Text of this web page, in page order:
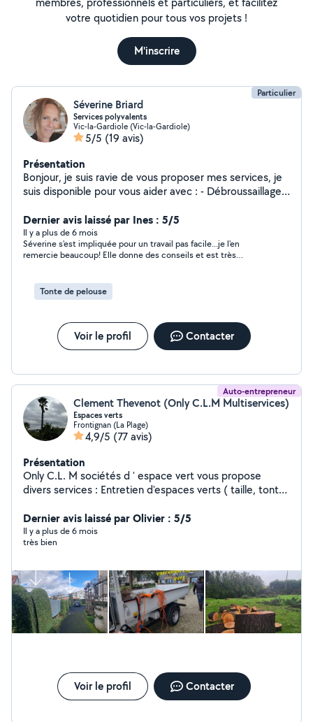
votre quotidien pour tous vos projets !
M'inscrire
Particulier
Séverine Briard
Services polyvalents
Vic-la-Gardiole (Vic-la-Gardiole)
5/5 (19 avis)
Présentation
Bonjour, je suis ravie de vous proposer mes services, je
suis disponible pour vous aider avec : - Débroussaillage,
petit bricolage - Livraison de courses à domicile -
Rangement - Assistance administrative à domicile
Polyvalente, je suis ponctuelle, ayant toujours à cœur de
rendre service avec le sourire. Je réside à Vic-La-
zones d'intervention. N'hésitez pas à me contacter pour
discuter de vos besoins ou toutes autres demandes
Dernier avis laissé par Ines : 5/5
Il y a plus de 6 mois
Séverine s'est impliquée pour un travail pas facile...je l'en
remercie beaucoup! Elle donne des conseils et est très
Tonte de pelouse
Voir le profil Contacter
Auto-entrepreneur
Clement Thevenot (Only C.L.M Multiservices)
Espaces verts
Frontignan (La Plage)
4,9/5 (77 avis)
Présentation
Only C.L. M sociétés d ' espace vert vous propose
divers services : Entretien d'espaces verts ( taille, tonte,
élagage,abattage, évacuation des déchets verts)
Nettoyage ( toitures, murs extérieurs, vitres, locaux
industriels, nettoyages haute pression) Et petite
photos du chantier à réaliser
Dernier avis laissé par Olivier : 5/5
Il y a plus de 6 mois
très bien
Voir le profil Contacter